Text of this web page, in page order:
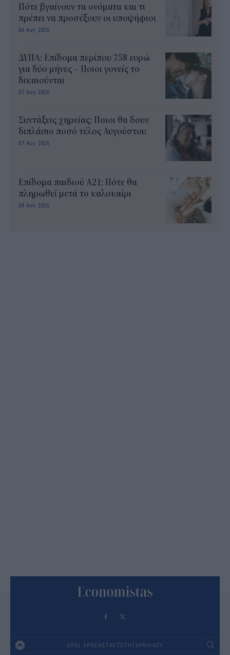
Πότε βγαίνουν τα ονόματα και τι
πρέπει να προσέξουν οι υποψήφιοι
06 Αυγ 2026
ΔΥΠΑ: Επίδομα περίπου 758 ευρώ
για δύο μήνες – Ποιοι γονείς το
δικαιούνται
07 Αυγ 2026
Συντάξεις χηρείας: Ποιοι θα δουν
διπλάσιο ποσό τέλος Αυγούστου
07 Αυγ 2026
Επίδομα παιδιού Α21: Πότε θα
πληρωθεί μετά το καλοκαίρι
08 Αυγ 2026
ΟΡΟΙ ΧΡΗΣΗΣΤΑΥΤΟΤΗΤΑPRIVACY